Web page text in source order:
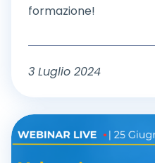
formazione!
3 Luglio 2024